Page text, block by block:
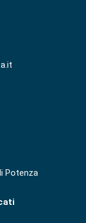
Potenza